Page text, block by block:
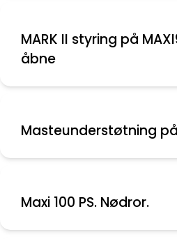
MARK II styring på
åbne
Masteunderstøtning
Maxi 100 PS. Nødror.